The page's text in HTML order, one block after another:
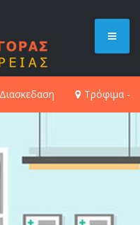
Τρόφιμα -